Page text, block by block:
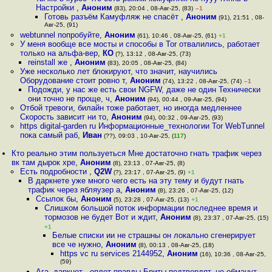
Настройки ,Аноним (83), 20:04 , 08-Авг-25, (83) –1
Готовь разъём Камуфляж не спасёт , Аноним (91), 21:51 , 08-
Авг-25, (91)
webtunnel попробуйте, Аноним (61), 10:46 , 08-Авг-25, (61) +1
У меня вообще все мосты и способы в Tor отвалились, работает
только на альфа-вер, КО(?), 13:12 , 08-Авг-25, (73)
reinstall же , Аноним (83), 20:05 , 08-Авг-25, (84)
Уже несколько лет блокируют, что значит, научились
Оборудование стоит ровно т, Аноним (74), 13:22 , 08-Авг-25, (74) –1
Подожди, у нас же есть свои NGFW, даже не один Технически
они точно не проще, ч, Аноним (94), 00:44 , 09-Авг-25, (94)
Отбой тревоги, билайн тоже работает, но иногда медленнее
Скорость зависит ни то, Аноним (94), 00:32 , 09-Авг-25, (93)
https digital-garden ru Информационные_технологии Tor WebTunnel
пока самый раб, Иван (??), 09:03 , 10-Авг-25, (117)
Кто реально этим пользуеться Мне достаточно гнать трафик через
вк там дырок хре,Аноним (8), 23:13 , 07-Авг-25, (8)
Есть подробности , Q2W(?), 23:17 , 07-Авг-25, (9) +1
В даркнете уже много чего есть на эту тему и будут гнать
трафик через ябляузер а, Аноним (8), 23:26 , 07-Авг-25, (12)
Ссылок бы,Аноним (5), 23:28 , 07-Авг-25, (13) +1
Слишком большой поток информации последнее время и
тормозов не будет Вот и ждит, Аноним (8), 23:37 , 07-Авг-25, (15)
+1
Белые списки ии не страшны он локально сгенерирует
все че нужно, Аноним (8), 00:13 , 08-Авг-25, (18)
https vc ru services 2144952,Аноним (16), 10:36 , 08-Авг-25,
(59)